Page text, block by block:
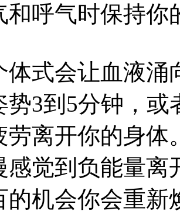
气时保持你
会让血液涌
势3到5分钟，
劳离开你的身
感觉到负能量离
的机会你会重新